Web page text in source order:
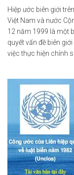
Hiệp ước biên giới
Việt Nam và nước
12 năm 1999 là một
quyết vấn đề biên
việc thực hiện chính